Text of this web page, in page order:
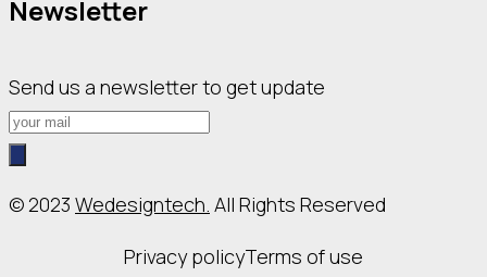
Newsletter
Send us a newsletter to get update
© 2023 Wedesigntech. All Rights Reserved
Privacy policyTerms of use